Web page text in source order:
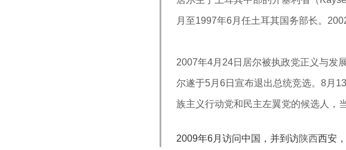
月至1997年6月任土耳其国务部长。
2007年4月24日居尔被执政党正义与发
尔遂于5月6日 宣布退出总统竞选。8月
族主义行动党和民主左翼党的候选人，
2009年6月访问中国，并到访陕西西安